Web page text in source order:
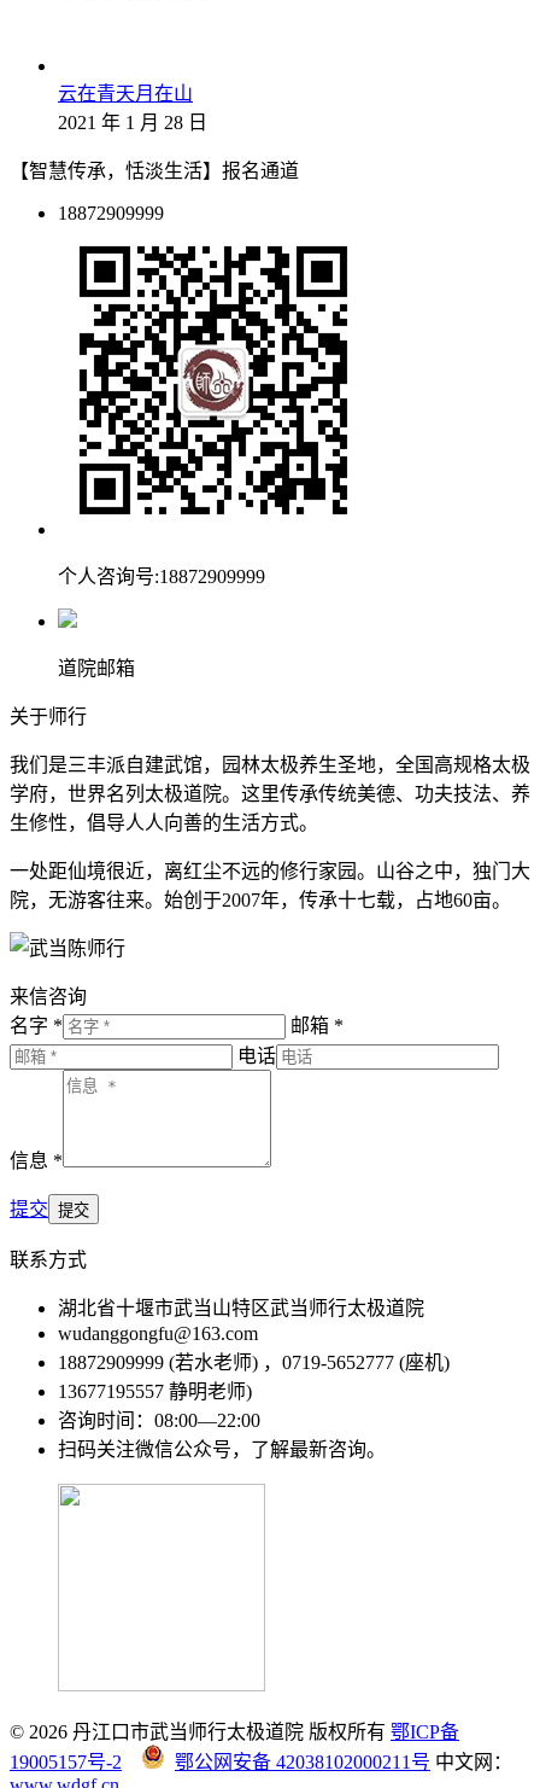
云在青天月在山
2021 年 1 月 28 日
【智慧传承，恬淡生活】报名通道
18872909999
个人咨询号:18872909999
道院邮箱
关于师行
我们是三丰派自建武馆，园林太极养生圣地，全国高规格太极
学府，世界名列太极道院。这里传承传统美德、功夫技法、养
生修性，倡导人人向善的生活方式。
一处距仙境很近，离红尘不远的修行家园。山谷之中，独门大
院，无游客往来。始创于2007年，传承十七载，占地60亩。
来信咨询
名字 *
邮箱 *
电话
信息 *
提交
联系方式
湖北省十堰市武当山特区武当师行太极道院
wudanggongfu@163.com
18872909999 (若水老师) ，0719-5652777 (座机)
13677195557 静明老师)
咨询时间：08:00—22:00
扫码关注微信公众号，了解最新咨询。
© 2026 丹江口市武当师行太极道院 版权所有 鄂ICP备
19005157号-2
鄂公网安备 42038102000211号 中文网：